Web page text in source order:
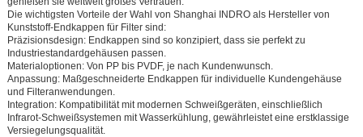
Die wichtigsten Vorteile der Wahl von Shanghai INDRO als Hersteller von
Kunststoff-Endkappen für Filtersind:
Präzisionsdesign:Endkappen sind so konzipiert, dass sie perfekt zu
Industriestandardgehäusen passen.
Materialoptionen:Von PP bis PVDF, je nach Kundenwunsch.
Anpassung:Maßgeschneiderte Endkappen für individuelle Kundengehäuse
und Filteranwendungen.
Integration:Kompatibilität mit modernen Schweißgeräten, einschließlich
Infrarot-Schweißsystemen mit Wasserkühlung, gewährleistet eine erstklassige
Versiegelungsqualität.